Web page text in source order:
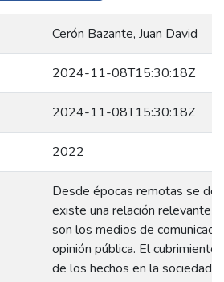
Cerón Bazante, Juan David
2024-11-08T15:30:18Z
2024-11-08T15:30:18Z
2022
Desde épocas remotas se
existe una relación relevante
son los medios de
opinión pública. El cubrimiento
de los hechos en la sociedad